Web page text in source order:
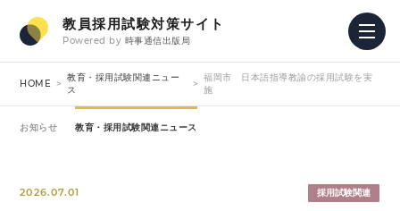
教員採用試験対策サイト
Powered by 時事通信出版局
HOME
教育・採用試験関連ニュー
ス
福岡市 日本語指導教諭の採用試験を実
施
お知らせ 教育・採用試験関連ニュース
2026.07.01 採用試験関連